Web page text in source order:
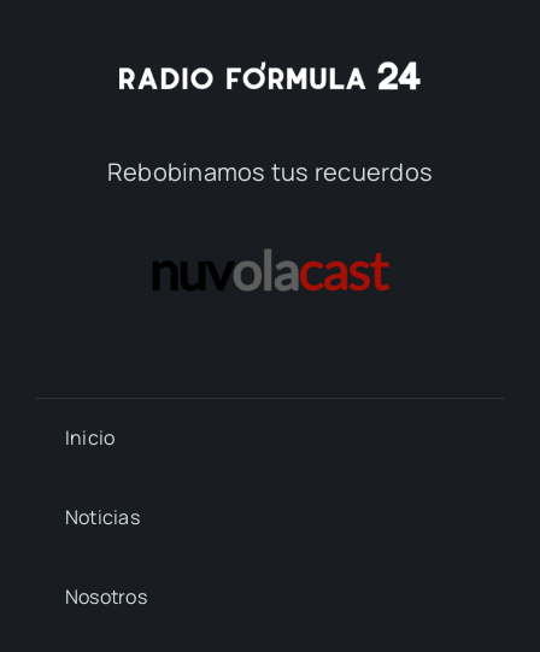
Rebobinamos tus recuerdos
Inicio
Noticias
Nosotros